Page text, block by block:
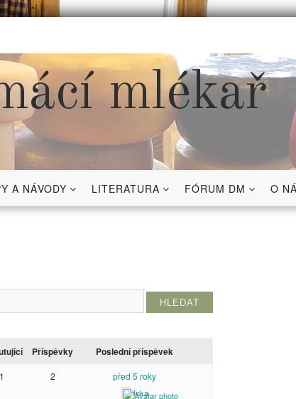
mlékař
A NÁVODY LITERATURA FÓRUM DM O
Příspěvky Poslední příspěvek
1 2 před 5 roky
Inka